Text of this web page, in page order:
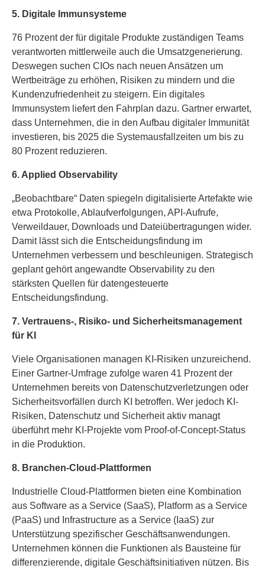
5. Digitale Immunsysteme
76 Prozent der für digitale Produkte zuständigen Teams
verantworten mittlerweile auch die Umsatzgenerierung.
Deswegen suchen CIOs nach neuen Ansätzen um
Wertbeiträge zu erhöhen, Risiken zu mindern und die
Kundenzufriedenheit zu steigern. Ein digitales
Immunsystem liefert den Fahrplan dazu. Gartner erwartet,
dass Unternehmen, die in den Aufbau digitaler Immunität
investieren, bis 2025 die Systemausfallzeiten um bis zu
80 Prozent reduzieren.
6. Applied Observability
„Beobachtbare“ Daten spiegeln digitalisierte Artefakte wie
etwa Protokolle, Ablaufverfolgungen, API-Aufrufe,
Verweildauer, Downloads und Dateiübertragungen wider.
Damit lässt sich die Entscheidungsfindung im
Unternehmen verbessern und beschleunigen. Strategisch
geplant gehört angewandte Observability zu den
stärksten Quellen für datengesteuerte
Entscheidungsfindung.
7. Vertrauens-, Risiko- und Sicherheitsmanagement
für KI
Viele Organisationen managen KI-Risiken unzureichend.
Einer Gartner-Umfrage zufolge waren 41 Prozent der
Unternehmen bereits von Datenschutzverletzungen oder
Sicherheitsvorfällen durch KI betroffen. Wer jedoch KI-
Risiken, Datenschutz und Sicherheit aktiv managt
überführt mehr KI-Projekte vom Proof-of-Concept-Status
in die Produktion.
8. Branchen-Cloud-Plattformen
Industrielle Cloud-Plattformen bieten eine Kombination
aus Software as a Service (SaaS), Platform as a Service
(PaaS) und Infrastructure as a Service (IaaS) zur
Unterstützung spezifischer Geschäftsanwendungen.
Unternehmen können die Funktionen als Bausteine für
differenzierende, digitale Geschäftsinitiativen nützen. Bis